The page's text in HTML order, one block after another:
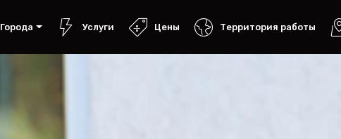
Города Услуги Цены Территория работы